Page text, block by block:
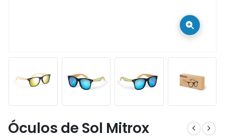
Óculos de Sol Mitrox